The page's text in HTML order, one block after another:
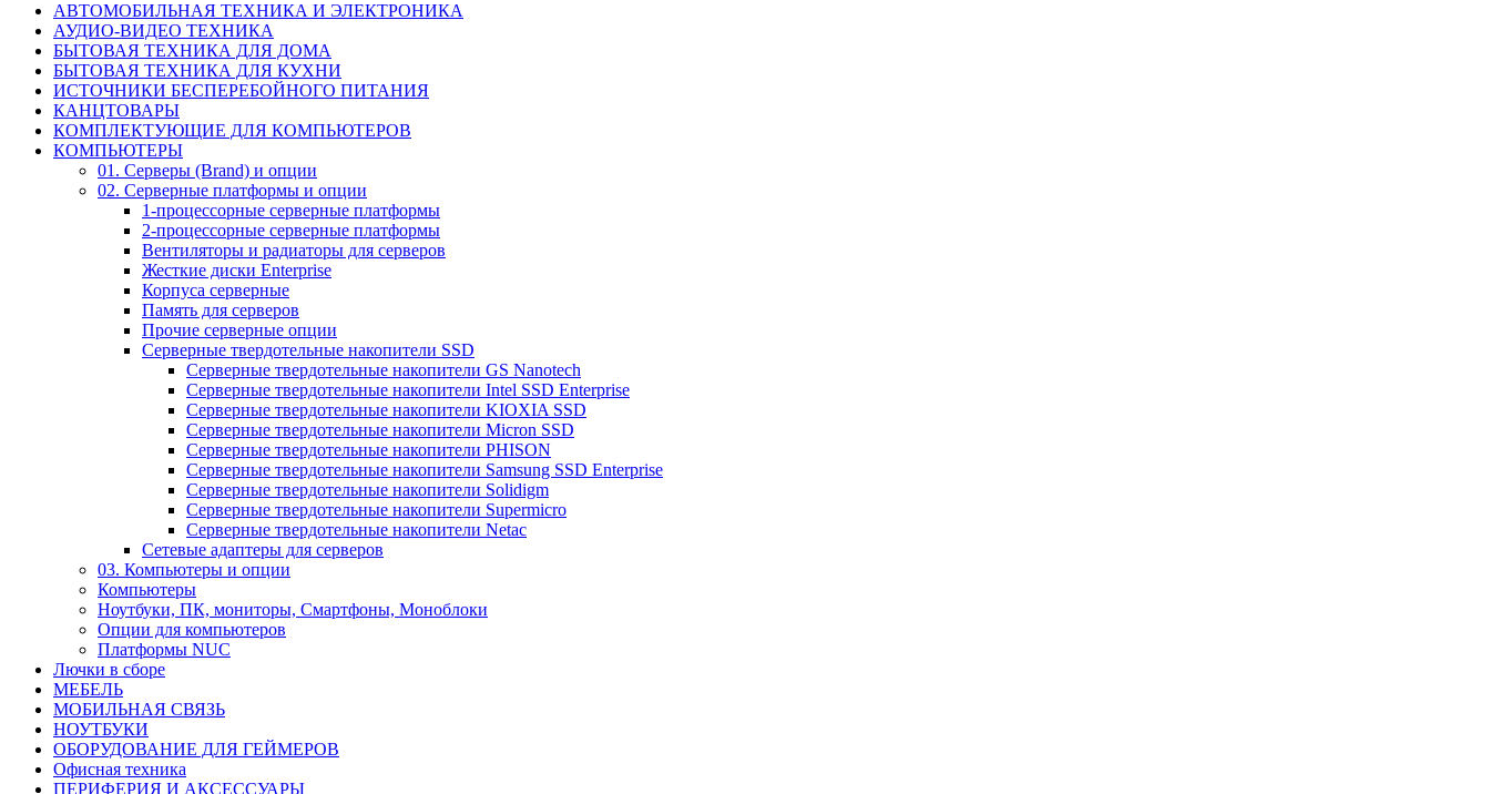
АВТОМОБИЛЬНАЯ ТЕХНИКА И ЭЛЕКТРОНИКА
АУДИО-ВИДЕО ТЕХНИКА
БЫТОВАЯ ТЕХНИКА ДЛЯ ДОМА
БЫТОВАЯ ТЕХНИКА ДЛЯ КУХНИ
ИСТОЧНИКИ БЕСПЕРЕБОЙНОГО ПИТАНИЯ
КАНЦТОВАРЫ
КОМПЛЕКТУЮЩИЕ ДЛЯ КОМПЬЮТЕРОВ
КОМПЬЮТЕРЫ
01. Серверы (Brand) и опции
02. Серверные платформы и опции
1-процессорные серверные платформы
2-процессорные серверные платформы
Вентиляторы и радиаторы для серверов
Жесткие диски Enterprise
Корпуса серверные
Память для серверов
Прочие серверные опции
Серверные твердотельные накопители SSD
Cерверные твердотельные накопители GS Nanotech
Cерверные твердотельные накопители Intel SSD Enterprise
Cерверные твердотельные накопители KIOXIA SSD
Cерверные твердотельные накопители Micron SSD
Cерверные твердотельные накопители PHISON
Cерверные твердотельные накопители Samsung SSD Enterprise
Cерверные твердотельные накопители Solidigm
Cерверные твердотельные накопители Supermicro
Серверные твердотельные накопители Netac
Сетевые адаптеры для серверов
03. Компьютеры и опции
Компьютеры
Ноутбуки, ПК, мониторы, Смартфоны, Моноблоки
Опции для компьютеров
Платформы NUC
Лючки в сборе
МЕБЕЛЬ
МОБИЛЬНАЯ СВЯЗЬ
НОУТБУКИ
ОБОРУДОВАНИЕ ДЛЯ ГЕЙМЕРОВ
Офисная техника
ПЕРИФЕРИЯ И АКСЕССУАРЫ